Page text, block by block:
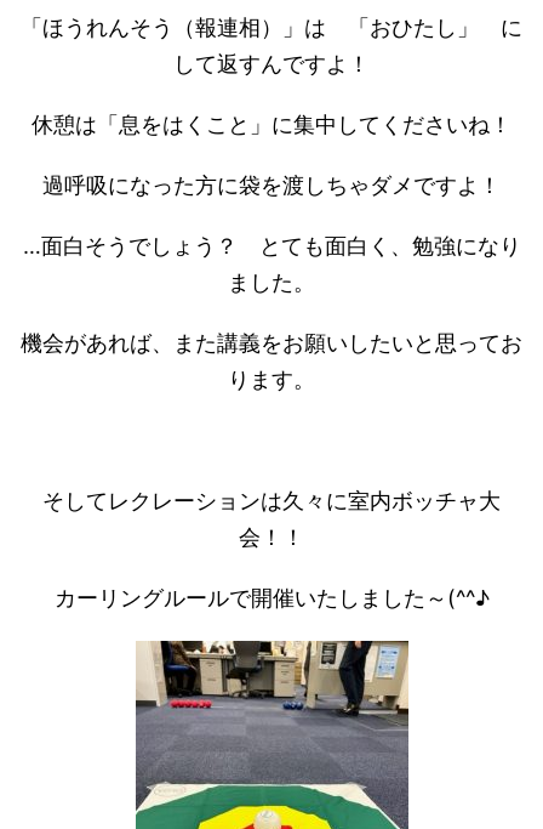
「ほうれんそう（報連相）」は 「おひたし」 に
して返すんですよ！
休憩は「息をはくこと」に集中してくださいね！
過呼吸になった方に袋を渡しちゃダメですよ！
…面白そうでしょう？ とても面白く、勉強になり
ました。
機会があれば、また講義をお願いしたいと思ってお
ります。
そしてレクレーションは久々に室内ボッチャ大
会！！
カーリングルールで開催いたしました～(^^♪